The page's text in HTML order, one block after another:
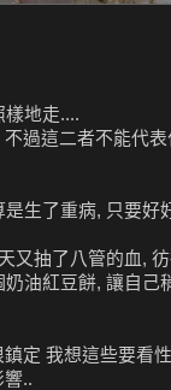
地走....
過這二者不能代
生了重病, 只要好
抽了八管的血,
油紅豆餅, 讓自己
定 我想這些要看
..